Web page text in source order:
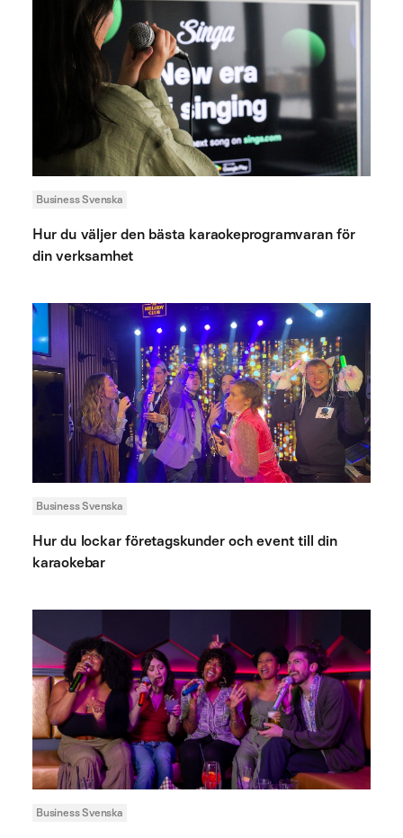
Business Svenska
Hur du väljer den bästa karaokeprogramvaran för
din verksamhet
Business Svenska
Hur du lockar företagskunder och event till din
karaokebar
Business Svenska